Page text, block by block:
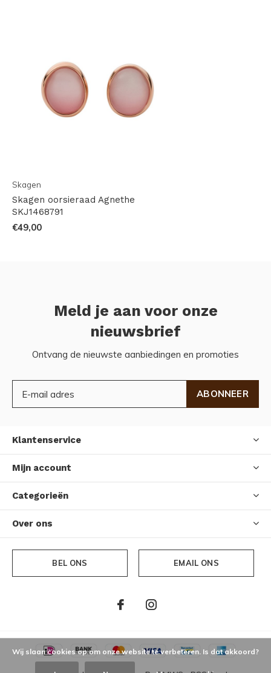
Skagen
Skagen oorsieraad Agnethe
SKJ1468791
€49,00
Meld je aan voor onze
nieuwsbrief
Ontvang de nieuwste aanbiedingen en promoties
ABONNEER
Klantenservice
Mijn account
Categorieën
Over ons
BEL ONS EMAIL ONS
Wij slaan cookies op om onze website te verbeteren. Is dat akkoord?